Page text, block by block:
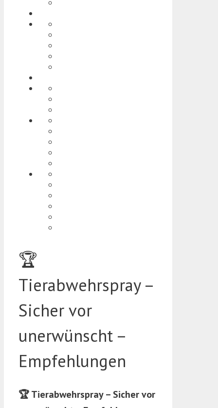
🏆
Tierabwehrspray –
Sicher vor
unerwünscht –
Empfehlungen
🏆 Tierabwehrspray – Sicher vor